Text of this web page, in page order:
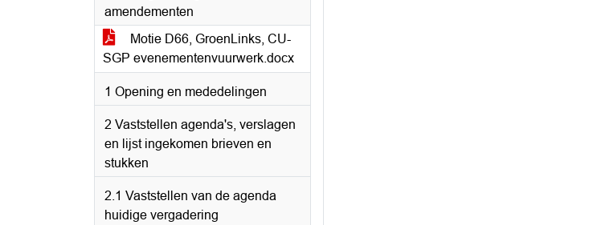
amendementen
Motie D66, GroenLinks, CU-
SGP evenementenvuurwerk.docx
1 Opening en mededelingen
2 Vaststellen agenda's, verslagen
en lijst ingekomen brieven en
stukken
2.1 Vaststellen van de agenda
huidige vergadering